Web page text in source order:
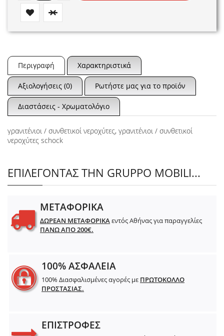
Περιγραφή Χαρακτηριστικά
Αξιολογήσεις (0) Ρωτήστε μας για το προϊόν
Διαστάσεις - Χρωματολόγιο
γρανιτένιοι / συνθετικοί νεροχύτες, γρανιτένιοι / συνθετικοί
νεροχύτες schock
ΕΠΙΛΕΓΟΝΤΑΣ ΤΗΝ GRUPPO MOBILI...
ΜΕΤΑΦΟΡΙΚΑ
ΔΩΡΕΑΝ ΜΕΤΑΦΟΡΙΚΑεντός Αθήνας για παραγγελίες
ΠΑΝΩ ΑΠΟ 200€.
100% ΑΣΦΑΛΕΙΑ
100% Διασφαλισμένες αγορές με ΠΡΩΤΟΚΟΛΛΟ
ΠΡΟΣΤΑΣΙΑΣ.
ΕΠΙΣΤΡΟΦΕΣ